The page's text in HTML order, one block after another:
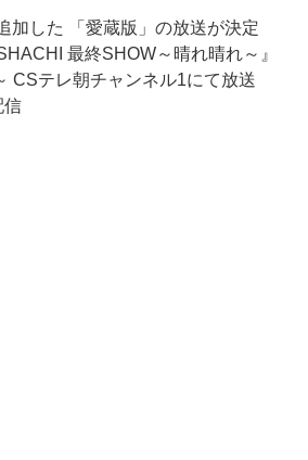
加した 「愛蔵版」の放送が決定
最終SHOW～晴れ晴れ～』
CSテレ朝チャンネル1にて放送
信